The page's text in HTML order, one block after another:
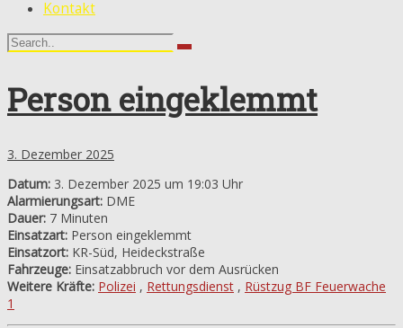
Kontakt
Person eingeklemmt
3. Dezember 2025
Datum: 3. Dezember 2025 um 19:03 Uhr
Alarmierungsart: DME
Dauer: 7 Minuten
Einsatzart: Person eingeklemmt
Einsatzort: KR-Süd, Heideckstraße
Fahrzeuge: Einsatzabbruch vor dem Ausrücken
Weitere Kräfte: Polizei , Rettungsdienst , Rüstzug BF Feuerwache
1